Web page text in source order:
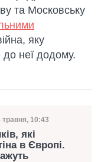
та Московську
яку
до неї додому.
публікації
травня, 10:43
які
в Європі.